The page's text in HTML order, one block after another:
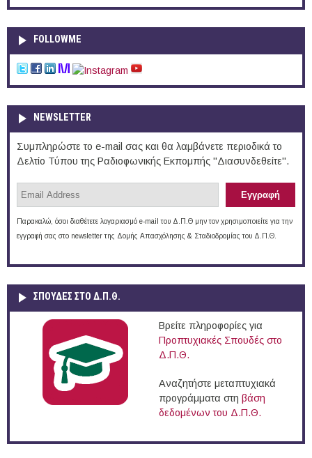
FOLLOWME
NEWSLETTER
Συμπληρώστε το e-mail σας και θα λαμβάνετε περιοδικά το
Δελτίο Τύπου της Ραδιοφωνικής Εκπομπής "Διασυνδεθείτε".
Παρακαλώ, όσοι διαθέτετε λογαριασμό e-mail του Δ.Π.Θ μην τον χρησιμοποιείτε για την
εγγραφή σας στο newsletter της Δομής Απασχόλησης & Σταδιοδρομίας του Δ.Π.Θ.
ΣΠΟΥΔΈΣ ΣΤΟ Δ.Π.Θ.
Βρείτε πληροφορίες για
Προπτυχιακές Σπουδές στο
Δ.Π.Θ.
Αναζητήστε μεταπτυχιακά
προγράμματα στη βάση
δεδομένων του Δ.Π.Θ.